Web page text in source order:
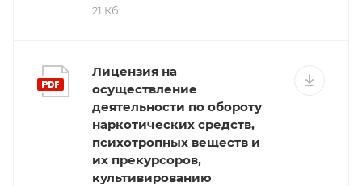
21 Кб
Лицензия на
осуществление
деятельности по обороту
наркотических средств,
психотропных веществ и
их прекурсоров,
культивированию